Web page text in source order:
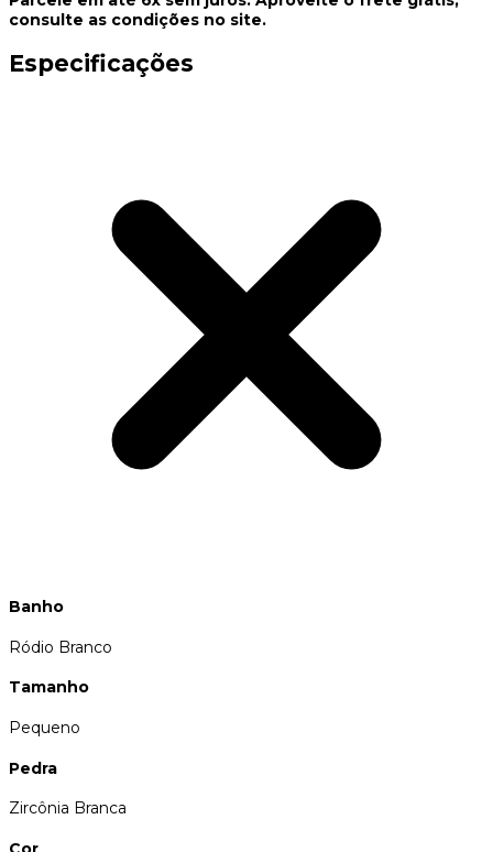
consulte as condições no site.
Especificações
Banho
Ródio Branco
Tamanho
Pequeno
Pedra
Zircônia Branca